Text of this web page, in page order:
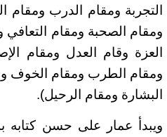
التجربة ومقام الدرب ومقام
ومقام الصحبة ومقام التعافي
العزة وقام العدل ومقام
ومقام الطرب ومقام الخوف
البشارة ومقام الرحيل).
ويبدأ عمار على حسن كتابه